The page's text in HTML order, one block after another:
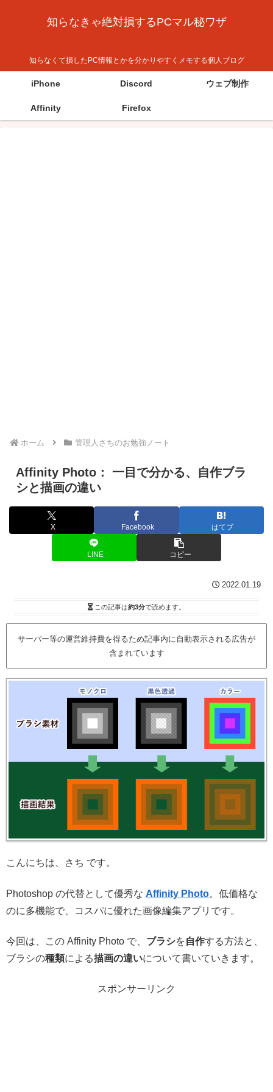
知らなきゃ絶対損するPCマル秘ワザ
知らなくて損したPC情報とかを分かりやすくメモする個人ブログ
iPhone Discord ウェブ制作
Affinity Firefox
ホーム 管理人さちのお勉強ノート
Affinity Photo： 一目で分かる、自作ブラ
シと描画の違い
X Facebook はてブ
LINE コピー
2022.01.19
この記事は約3分で読めます。
サーバー等の運営維持費を得るため記事内に自動表示される広告が
含まれています
こんにちは、さち です。
Photoshop の代替として優秀な Affinity Photo。低価格な
のに多機能で、コスパに優れた画像編集アプリです。
今回は、この Affinity Photo で、 ブラシを自作する方法と、
ブラシの種類による描画の違いについて書いていきます。
スポンサーリンク